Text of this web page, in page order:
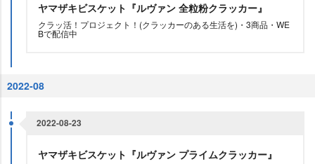
ヤマザキビスケット『ルヴァン 全粒粉クラッカー』
クラッ活！プロジェクト！(クラッカーのある生活を)・3商品・WE
Bで配信中
2022-08
2022-08-23
ヤマザキビスケット『ルヴァン プライムクラッカー』